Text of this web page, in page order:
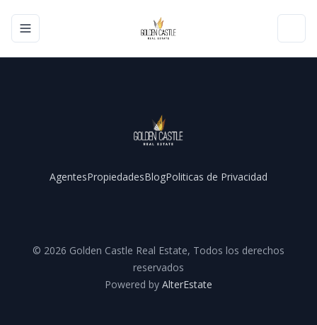
Toggle navigation menu
AgentesPropiedadesBlogPoliticas de Privacidad
© 2026 Golden Castle Real Estate, Todos los derechos
reservados
Powered by AlterEstate